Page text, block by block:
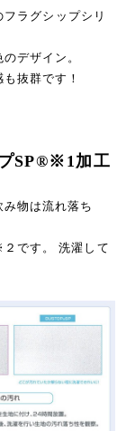
ラグシップシリ
デザイン。
抜群です！
SP®※1加工
物は流れ落ち
です。 洗濯して